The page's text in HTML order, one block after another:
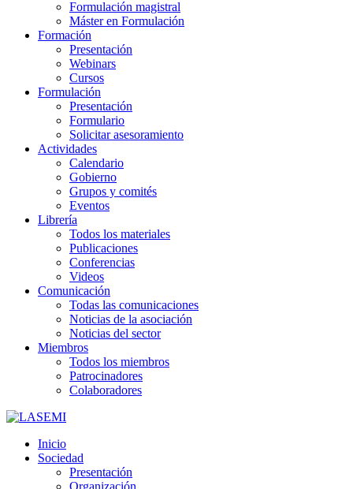
Formulación magistral
Máster en Formulación
Formación
Presentación
Webinars
Cursos
Formulación
Presentación
Formulario
Solicitar asesoramiento
Actividades
Calendario
Gobierno
Grupos y comités
Eventos
Librería
Todos los materiales
Publicaciones
Conferencias
Videos
Comunicación
Todas las comunicaciones
Noticias de la asociación
Noticias del sector
Miembros
Todos los miembros
Patrocinadores
Colaboradores
Inicio
Sociedad
Presentación
Organización